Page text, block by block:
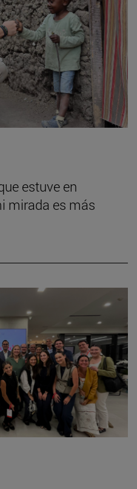
estuve en
mirada es más